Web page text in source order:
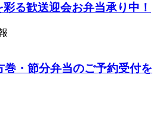
る歓送迎会お弁当承り中！
巻・節分弁当のご予約受付を